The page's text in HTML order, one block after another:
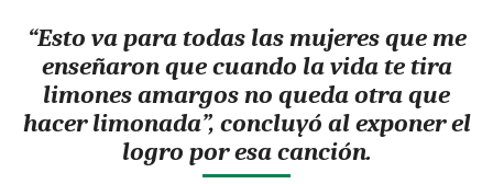
“Esto va para todas las mujeres que me
enseñaron que cuando la vida te tira
limones amargos no queda otra que
hacer limonada”, concluyó al exponer el
logro por esa canción.